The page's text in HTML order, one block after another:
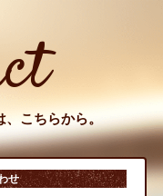
こちらから。
せ